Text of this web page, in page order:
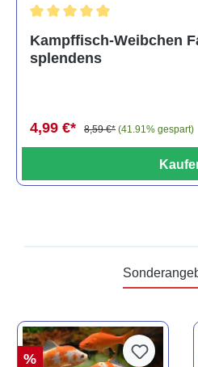
Kampffisch-Weibchen
splendens
4,99 €* 8,59 €* (41.91% gespart)
%